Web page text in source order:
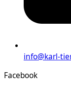
info@karl-
Facebook